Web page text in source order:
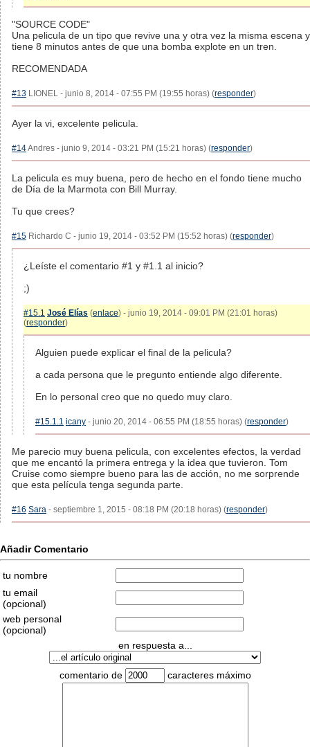
"SOURCE CODE"
Una pelicula de un tipo que revive una y otra vez la misma escena y
tiene 8 minutos antes de que una bomba explote en un tren.
RECOMENDADA
#13 LIONEL - junio 8, 2014 - 07:55 PM (19:55 horas) (responder)
Ayer la vi, excelente pelicula.
#14Andres - junio 9, 2014 - 03:21 PM (15:21 horas) (responder)
La pelicula es muy buena, pero de hecho en el fondo tiene mucho
de Día de la Marmota con Bill Murray.
Tu que crees?
#15 Richardo C - junio 19, 2014 - 03:52 PM (15:52 horas) (responder)
¿Leíste el comentario #1 y #1.1 al inicio?
;)
#15.1 José Elías (enlace) - junio 19, 2014 - 09:01 PM (21:01 horas)
(responder)
Alguien puede explicar el final de la pelicula?
a cada persona que le pregunto entiende algo diferente.
En lo personal creo que no quedo muy claro.
#15.1.1 icany - junio 20, 2014 - 06:55 PM (18:55 horas) (responder)
Me parecio muy buena pelicula, con excelentes efectos, la verdad
que me encantó la primera entrega y la idea que tuvieron. Tom
Cruise como siempre bueno para las de acción, no me sorprende
que esta película tenga segunda parte.
#16 Sara - septiembre 1, 2015 - 08:18 PM (20:18 horas) (responder)
Añadir Comentario
tu nombre
tu email
(opcional)
web personal
(opcional)
en respuesta a...
comentario de caracteres máximo